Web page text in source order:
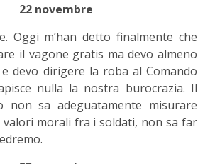
22 novembre
Oggi m’han detto finalmente che
il vagone gratis ma devo almeno
devo dirigere la roba al Comando
nulla la nostra burocrazia. Il
non sa adeguatamente misurare
valori morali fra i soldati, non sa far